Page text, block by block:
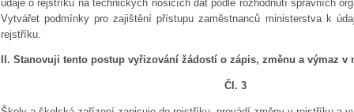
údaje o rejstříku na technických nosičích dat podle rozhodnutí správních
Vytvářet podmínky pro zajištění přístupu zaměstnanců ministerstva k
rejstříku.
II. Stanovuji tento postup vyřizování žádostí o zápis, změnu a výmaz v
Čl. 3